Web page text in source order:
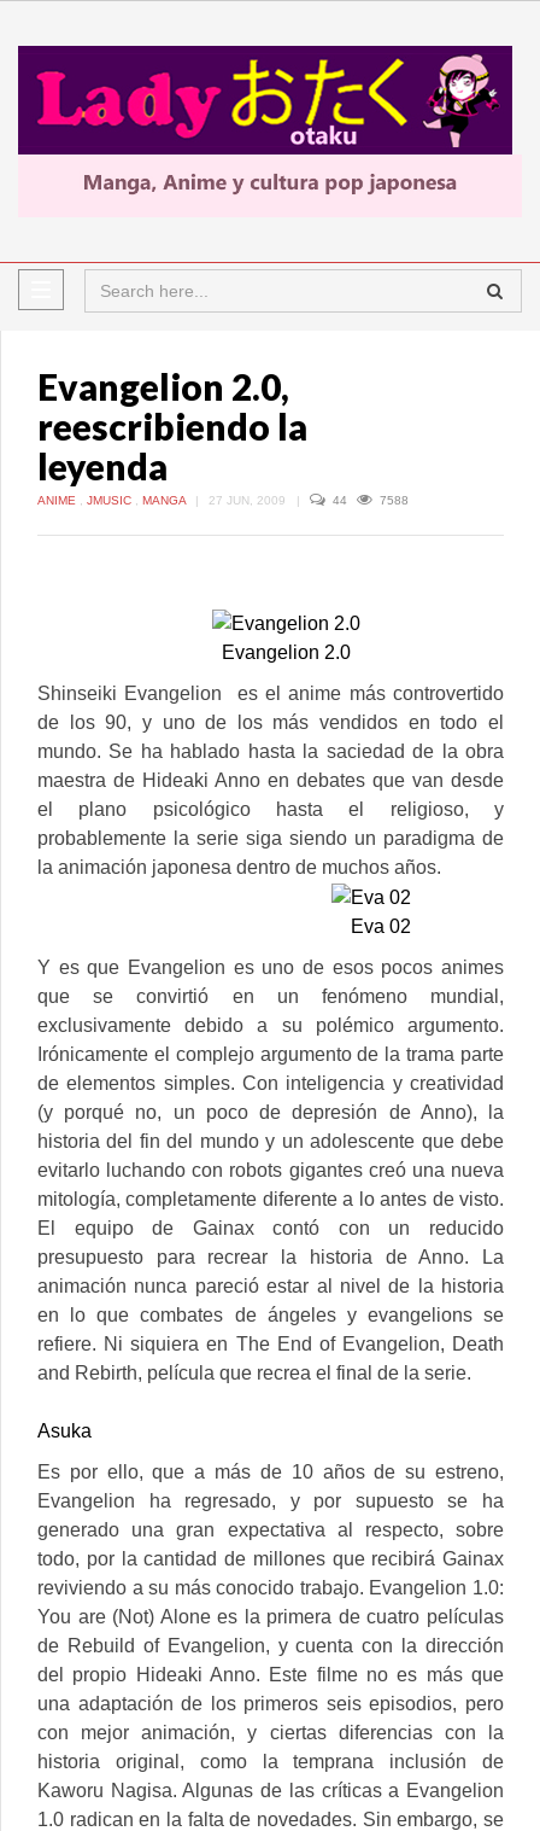
Evangelion 2.0,
reescribiendo la
leyenda
ANIME , JMUSIC , MANGA | 27 JUN, 2009 | 44 7588
Evangelion 2.0
Shinseiki Evangelion es el anime más controvertido
de los 90, y uno de los más vendidos en todo el
mundo. Se ha hablado hasta la saciedad de la obra
maestra de Hideaki Anno en debates que van desde
el plano psicológico hasta el religioso, y
probablemente la serie siga siendo un paradigma de
la animación japonesa dentro de muchos años.
Eva 02
Y es que Evangelion es uno de esos pocos animes
que se convirtió en un fenómeno mundial,
exclusivamente debido a su polémico argumento.
Irónicamente el complejo argumento de la trama parte
de elementos simples. Con inteligencia y creatividad
(y porqué no, un poco de depresión de Anno), la
historia del fin del mundo y un adolescente que debe
evitarlo luchando con robots gigantes creó una nueva
mitología, completamente diferente a lo antes de visto.
El equipo de Gainax contó con un reducido
presupuesto para recrear la historia de Anno. La
animación nunca pareció estar al nivel de la historia
en lo que combates de ángeles y evangelions se
refiere. Ni siquiera en The End of Evangelion, Death
and Rebirth, película que recrea el final de la serie.
Asuka
Es por ello, que a más de 10 años de su estreno,
Evangelion ha regresado, y por supuesto se ha
generado una gran expectativa al respecto, sobre
todo, por la cantidad de millones que recibirá Gainax
reviviendo a su más conocido trabajo. Evangelion 1.0:
You are (Not) Alone es la primera de cuatro películas
de Rebuild of Evangelion, y cuenta con la dirección
del propio Hideaki Anno. Este filme no es más que
una adaptación de los primeros seis episodios, pero
con mejor animación, y ciertas diferencias con la
historia original, como la temprana inclusión de
Kaworu Nagisa. Algunas de las críticas a Evangelion
1.0 radican en la falta de novedades. Sin embargo, se